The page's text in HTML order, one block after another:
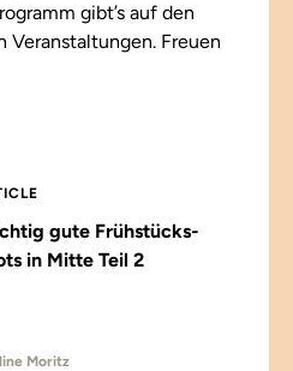
gibt’s auf den
Veranstaltungen. Freuen
gute Frühstücks-
in Mitte Teil 2
Moritz